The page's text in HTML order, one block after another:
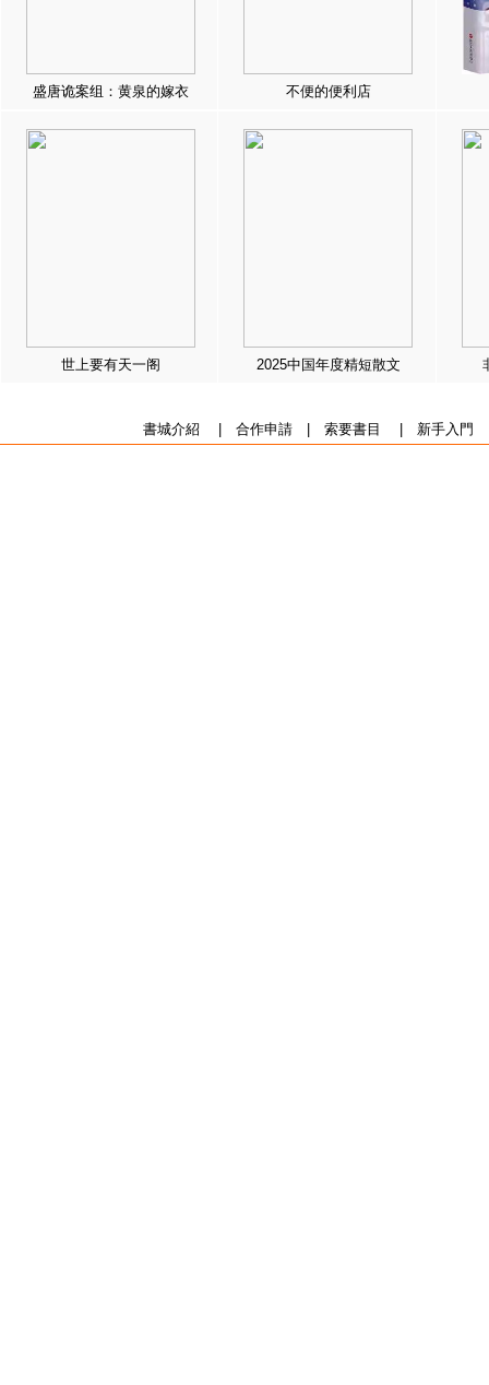
盛唐诡案组：黄泉的嫁衣 不便的便利店
世上要有天一阁 2025中国年度精短散文
書城介紹 合作申請| 索要書目 新手入門